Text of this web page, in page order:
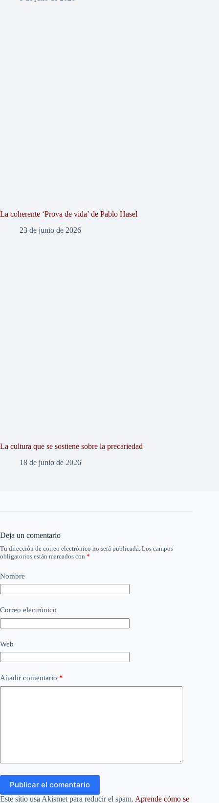
La coherente ‘Prova de vida’ de Pablo Hasel
23 de junio de 2026
La cultura que se sostiene sobre la precariedad
18 de junio de 2026
Deja un comentario
Tu dirección de correo electrónico no será publicada. Los campos
obligatorios están marcados con *
Nombre
Correo electrónico
Web
Añadir comentario *
Publicar el comentario
Este sitio usa Akismet para reducir el spam. Aprende cómo se